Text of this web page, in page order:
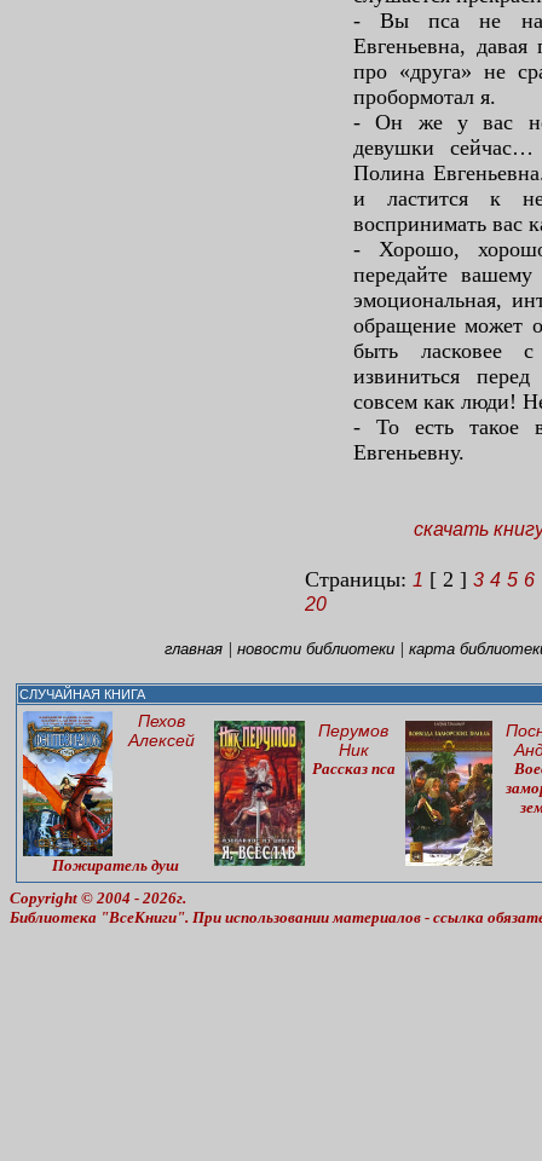
- Вы пса не
Евгеньевна,
про «друга» не
пробормотал я.
- Он же у вас не
девушки
Полина
и ластится к
воспринимать вас
- Хорошо,
передайте
эмоциональная,
обращение может
быть ласковее
извиниться
совсем как люди!
- То есть такое
Евгеньевну.
скачать
Страницы: 1 [ 2 ] 3 4 5 6
20
главная| новости библиотеки| карта
СЛУЧАЙНАЯ КНИГА
Пехов
Алексей
Пожиратель душ
Перумов
Ник
Рассказ пса
Copyright © 2004 - 2026г.
Библиотека "ВсеКниги". При использовании материалов - ссылка